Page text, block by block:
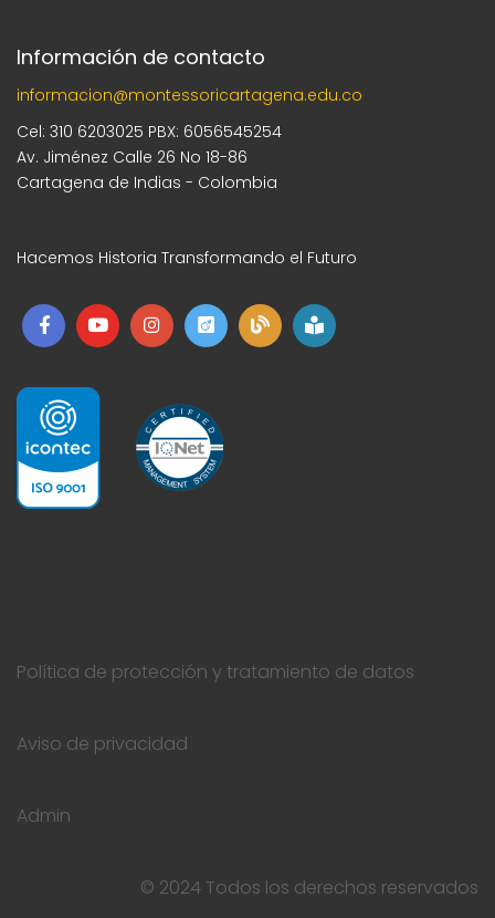
Información de contacto
informacion@montessoricartagena.edu.co
Cel: 310 6203025 PBX: 6056545254
Av. Jiménez Calle 26 No 18-86
Cartagena de Indias - Colombia
Hacemos Historia Transformando el Futuro
Política de protección y tratamiento de datos
Aviso de privacidad
Admin
© 2024 Todos los derechos reservados